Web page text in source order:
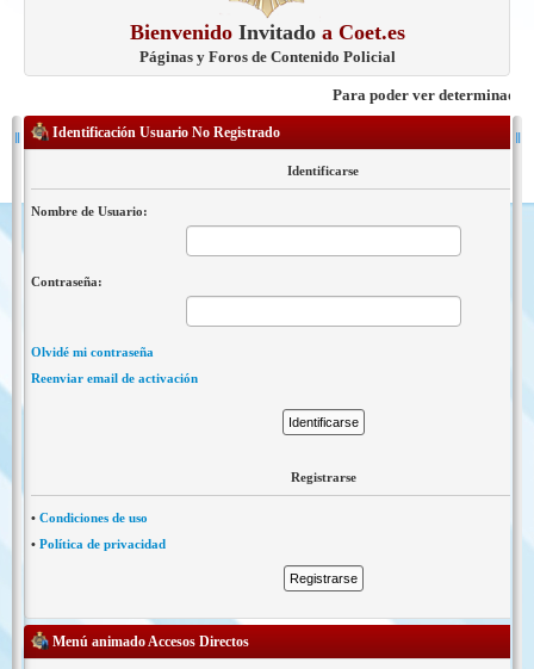
BienvenidoInvitado a Coet.es
Páginas y Foros de Contenido Policial
Para poder ver determinados
Identificación Usuario No Registrado
Identificarse
Nombre de Usuario:
Contraseña:
Olvidé mi contraseña
Reenviar email de activación
Registrarse
• Condiciones de uso
• Política de privacidad
Menú animado Accesos Directos